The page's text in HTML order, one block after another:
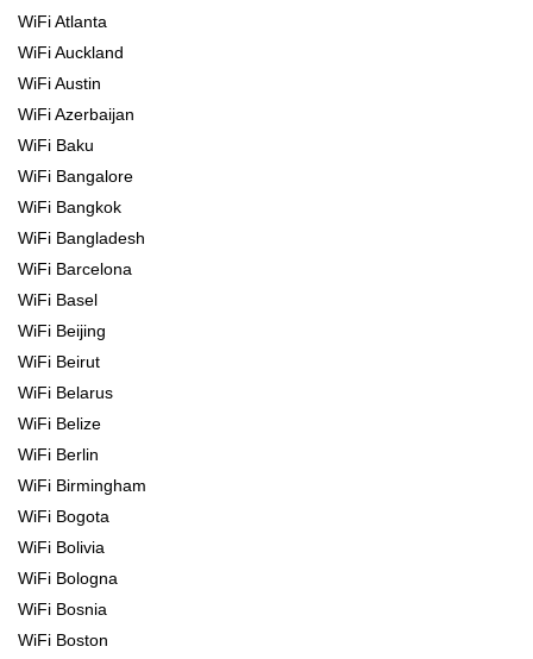
WiFi Atlanta
WiFi Auckland
WiFi Austin
WiFi Azerbaijan
WiFi Baku
WiFi Bangalore
WiFi Bangkok
WiFi Bangladesh
WiFi Barcelona
WiFi Basel
WiFi Beijing
WiFi Beirut
WiFi Belarus
WiFi Belize
WiFi Berlin
WiFi Birmingham
WiFi Bogota
WiFi Bolivia
WiFi Bologna
WiFi Bosnia
WiFi Boston